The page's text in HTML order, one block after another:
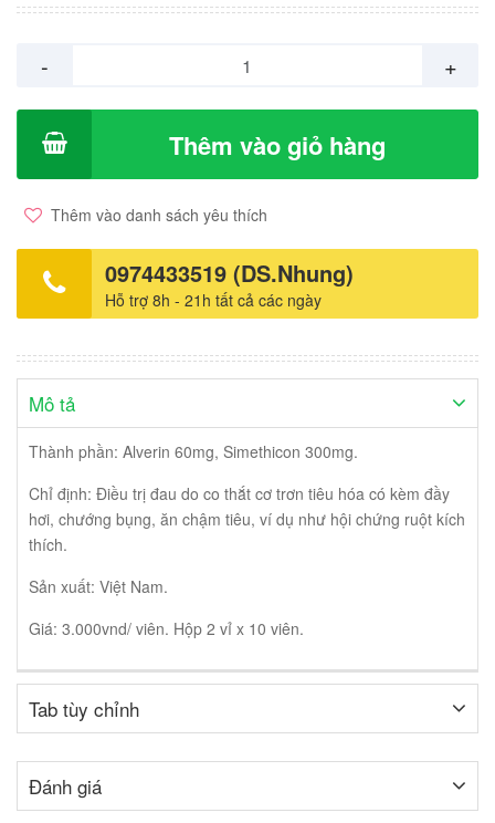
- +
Thêm vào giỏ hàng
Thêm vào danh sách yêu thích
0974433519 (DS.Nhung)
Hỗ trợ 8h - 21h tất cả các ngày
Mô tả
Thành phần: Alverin 60mg, Simethicon 300mg.
Chỉ định: Điều trị đau do co thắt cơ trơn tiêu hóa có kèm đầy
hơi, chướng bụng, ăn chậm tiêu, ví dụ như hội chứng ruột kích
thích.
Sản xuất: Việt Nam.
Giá: 3.000vnd/ viên. Hộp 2 vỉ x 10 viên.
Tab tùy chỉnh
Đánh giá